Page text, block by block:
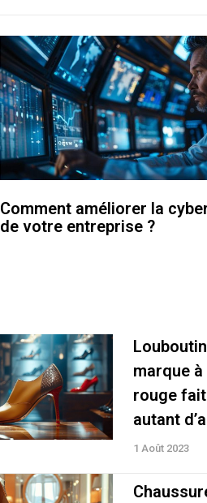
Comment améliorer la
de votre entreprise ?
marque
rouge
autant
1 Août 2023